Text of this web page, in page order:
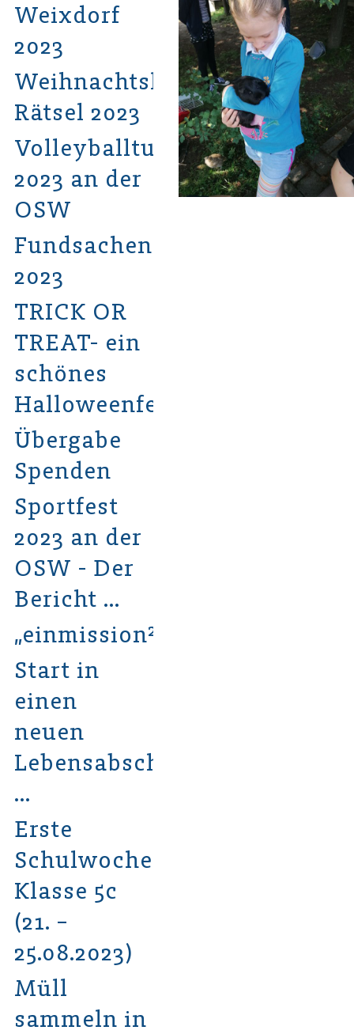
Weixdorf
2023
Weihnachtshits-
Rätsel 2023
Volleyballturnier
2023 an der
OSW
Fundsachen
2023
TRICK OR
TREAT- ein
schönes
Halloweenfest
Übergabe
Spenden
Sportfest
2023 an der
OSW - Der
Bericht …
„einmission²“
Start in
einen
neuen
Lebensabschnitt
…
Erste
Schulwoche
Klasse 5c
(21. –
25.08.2023)
Müll
sammeln in